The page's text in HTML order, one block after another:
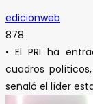
edicionweb
878
• El PRI ha
cuadros
señaló el líder